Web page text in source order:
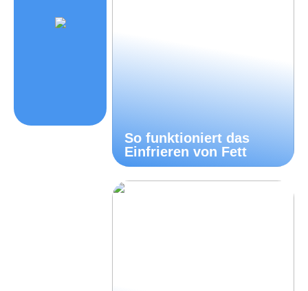
So funktioniert das
Einfrieren von Fett